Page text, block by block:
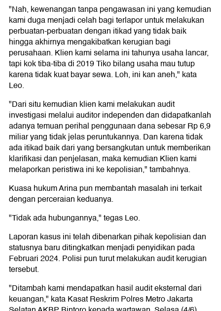
"Nah, kewenangan tanpa pengawasan ini yang kemudian
kami duga menjadi celah bagi terlapor untuk melakukan
perbuatan-perbuatan dengan itikad yang tidak baik
hingga akhirnya mengakibatkan kerugian bagi
perusahaan. Klien kami selama ini tahunya usaha lancar,
tapi kok tiba-tiba di 2019 Tiko bilang usaha mau tutup
karena tidak kuat bayar sewa. Loh, ini kan aneh," kata
Leo.
"Dari situ kemudian klien kami melakukan audit
investigasi melalui auditor independen dan didapatkanlah
adanya temuan perihal penggunaan dana sebesar Rp 6,9
miliar yang tidak jelas peruntukannya. Dan karena tidak
ada itikad baik dari yang bersangkutan untuk memberikan
klarifikasi dan penjelasan, maka kemudian Klien kami
melaporkan peristiwa ini ke kepolisian," tambahnya.
Kuasa hukum Arina pun membantah masalah ini terkait
dengan perceraian keduanya.
"Tidak ada hubungannya," tegas Leo.
Laporan kasus ini telah dibenarkan pihak kepolisian dan
statusnya baru ditingkatkan menjadi penyidikan pada
Februari 2024. Polisi pun turut melakukan audit kerugian
tersebut.
"Ditambah kami mendapatkan hasil audit eksternal dari
keuangan," kata Kasat Reskrim Polres Metro Jakarta